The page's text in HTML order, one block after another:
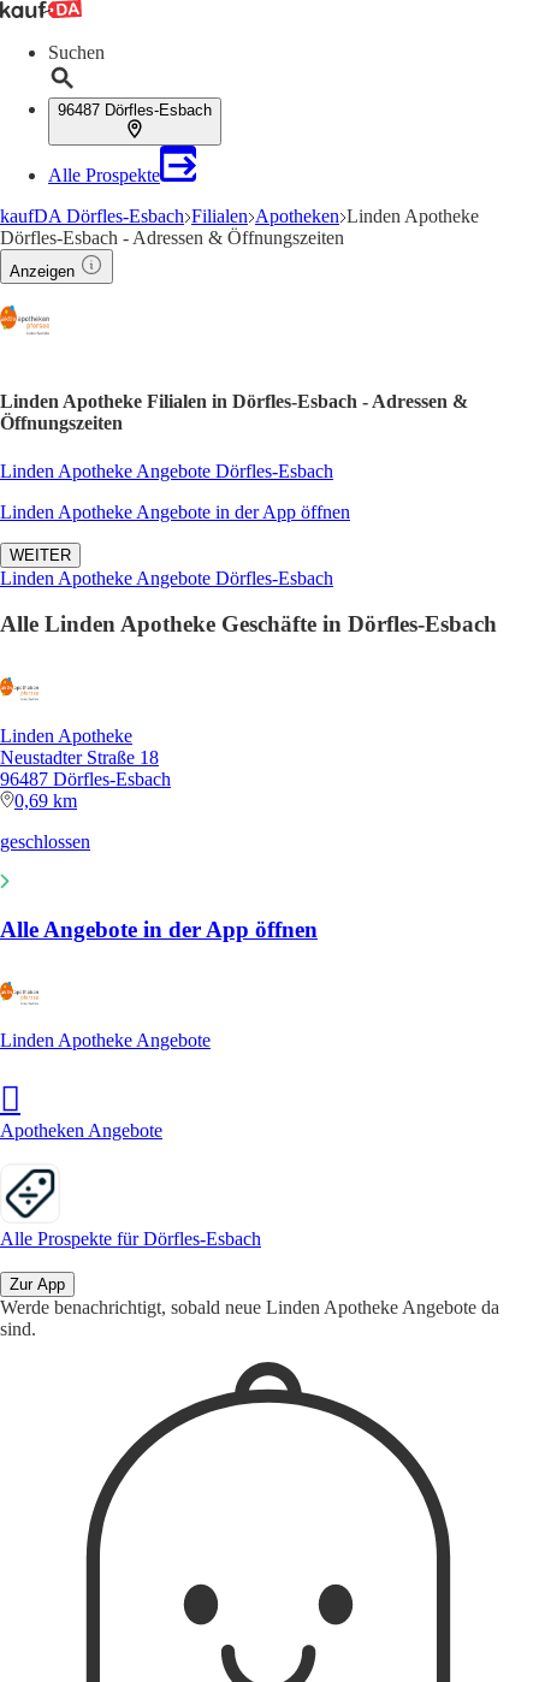
Suchen
96487 Dörfles-Esbach
Alle Prospekte
kaufDA Dörfles-Esbach Filialen Apotheken Linden Apotheke
Dörfles-Esbach - Adressen & Öffnungszeiten
Anzeigen
Linden Apotheke Filialen in Dörfles-Esbach - Adressen &
Öffnungszeiten
Linden Apotheke Angebote Dörfles-Esbach
Linden Apotheke Angebote in der App öffnen
WEITER
Linden Apotheke Angebote Dörfles-Esbach
Alle Linden Apotheke Geschäfte in Dörfles-Esbach
Linden Apotheke
Neustadter Straße 18
96487 Dörfles-Esbach
0,69 km
geschlossen
Alle Angebote in der App öffnen
Linden Apotheke Angebote
Apotheken Angebote
Alle Prospekte für Dörfles-Esbach
Zur App
Werde benachrichtigt, sobald neue Linden Apotheke Angebote da
sind.